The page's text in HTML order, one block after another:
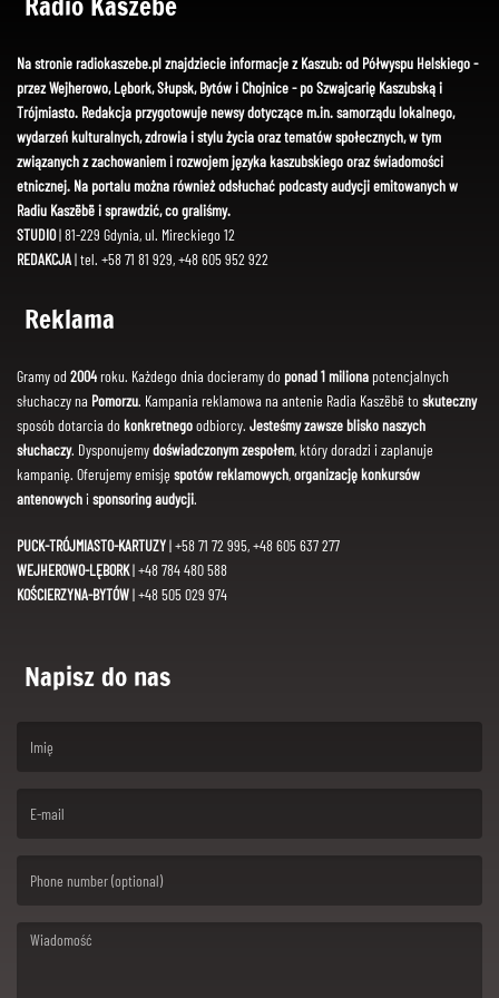
Na stronie radiokaszebe.pl znajdziecie informacje z Kaszub: od Półwyspu Helskiego -
przez Wejherowo, Lębork, Słupsk, Bytów i Chojnice - po Szwajcarię Kaszubską i
Trójmiasto. Redakcja przygotowuje newsy dotyczące m.in. samorządu lokalnego,
wydarzeń kulturalnych, zdrowia i stylu życia oraz tematów społecznych, w tym
związanych z zachowaniem i rozwojem języka kaszubskiego oraz świadomości
etnicznej. Na portalu można również odsłuchać podcasty audycji emitowanych w
Radiu Kaszëbë i sprawdzić, co graliśmy.
STUDIO| 81-229 Gdynia, ul. Mireckiego 12
REDAKCJA| tel. +58 71 81 929, +48 605 952 922
Reklama
Gramy od 2004roku. Każdego dnia docieramy do ponad 1 miliona potencjalnych
słuchaczy na Pomorzu. Kampania reklamowa na antenie Radia Kaszëbë toskuteczny
sposób dotarcia dokonkretnegoodbiorcy. Jesteśmy zawsze blisko naszych
słuchaczy. Dysponujemydoświadczonym zespołem, który doradzi i zaplanuje
kampanię. Oferujemy emisję spotów reklamowych,organizację konkursów
antenowychi sponsoring audycji.
PUCK-TRÓJMIASTO-KARTUZY| +58 71 72 995, +48 605 637 277
WEJHEROWO-LĘBORK| +48 784 480 588
KOŚCIERZYNA-BYTÓW| +48 505 029 974
Napisz do nas